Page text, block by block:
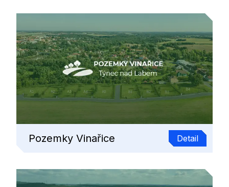
Pozemky Vinařice Detail